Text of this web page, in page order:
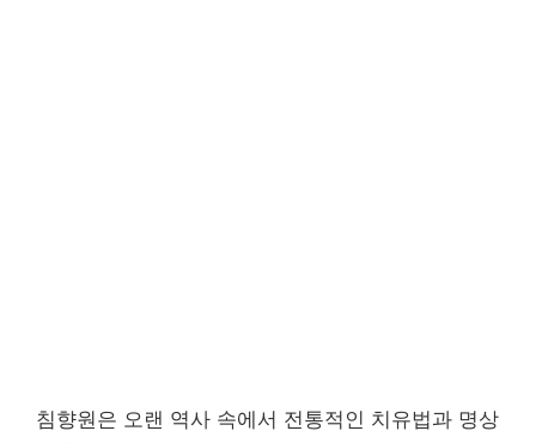
침향원은 오랜 역사 속에서 전통적인 치유법과 명상